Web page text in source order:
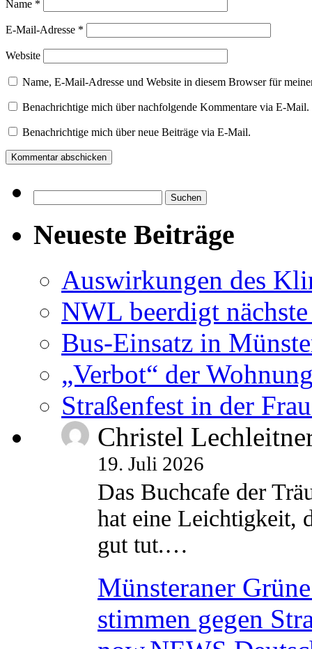
Name *
E-Mail-Adresse *
Website
Name, E-Mail-Adresse und Website in diesem Browser für
Benachrichtige mich über nachfolgende Kommentare via E-Mail.
Benachrichtige mich über neue Beiträge via E-Mail.
nach:
Neueste Beiträge
Auswirkungen des
NWL beerdigt
Bus-Einsatz in
„Verbot“ der
Straßenfest in der
Christel
19. Juli 2026
Das Buchcafe der
hat eine Leichtigkeit,
gut tut.…
Münsteraner
stimmen gegen